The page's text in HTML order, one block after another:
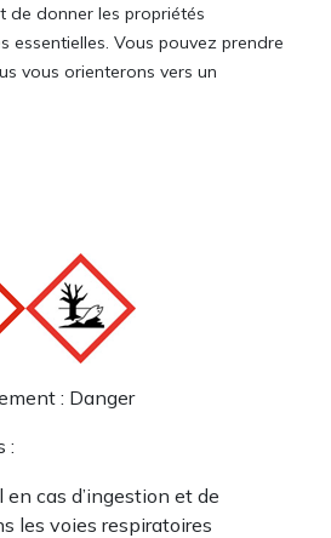
de donner les propriétés
essentielles. Vous pouvez prendre
vous orienterons vers un
: Danger
:
cas d’ingestion et de
les voies respiratoires